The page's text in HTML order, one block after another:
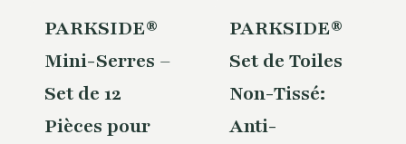
PARKSIDE®
Mini-Serres –
Set de 12
Pièces pour
PARKSIDE®
Set de Toiles
Non-Tissé:
Anti-